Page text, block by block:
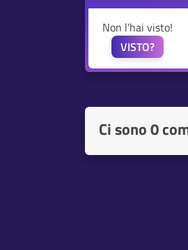
Non l'hai visto!
VISTO?
Ci sono0